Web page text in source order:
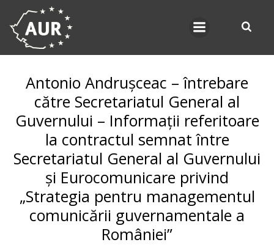
Antonio Andrușceac – întrebare
către Secretariatul General al
Guvernului – Informații referitoare
la contractul semnat între
Secretariatul General al Guvernului
și Eurocomunicare privind
„Strategia pentru managementul
comunicării guvernamentale a
României”